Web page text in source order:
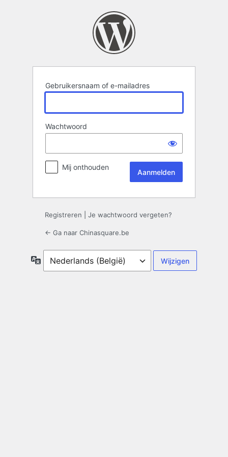
Gebruikersnaam of e-mailadres
Wachtwoord
Mij onthouden
Registreren Je wachtwoord vergeten?
← Ga naar Chinasquare.be
Taal